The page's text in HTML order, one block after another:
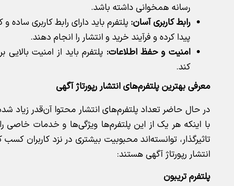
رسانه همخوانی داشته باشد.
رابط کاربری آسان: پلتفرم باید دارای رابط کاربری
پیدا کرده و فرآیند خرید و انتشار را انجام دهند.
امنیت و حفظ اطلاعات: پلتفرم باید از امنیت
کند.
معرفی بهترین پلتفرم‌های انتشار رپورتاژ آگهی
در حال حاضر تعداد پلتفرم‌های انتشار محتوا آن‌قدر زیاد
با اینکه هر یک از این پلتفرم‌ها ویژگی‌ها و خدمات خاصی
تاثیرگذار، توانسته‌اند محبوبیت بیشتری در نزد کاربران
انتشار رپورتاژ آگهی هستند:
پلتفرم تریبون